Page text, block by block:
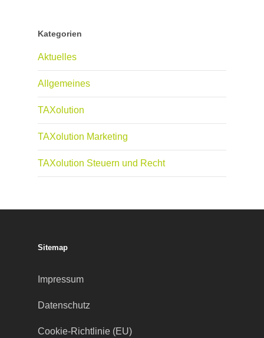
Kategorien
Aktuelles
Allgemeines
TAXolution
TAXolution Marketing
TAXolution Steuern und Recht
Sitemap
Impressum
Datenschutz
Cookie-Richtlinie (EU)